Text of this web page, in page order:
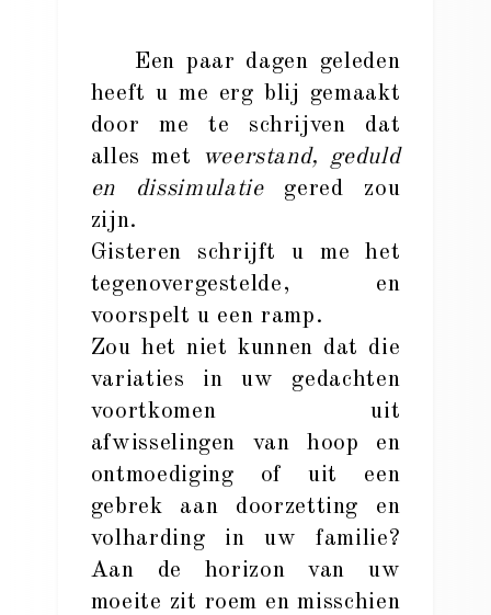
Een paar dagen geleden
heeft u me erg blij gemaakt
door me te schrijven dat
alles met
weerstand, geduld
en dissimulatie gered zou
zijn.
Gisteren schrijft u me het
tegenovergestelde, en
voorspelt u een ramp.
Zou het niet kunnen dat die
variaties in uw gedachten
voortkomen uit
afwisselingen van hoop en
ontmoediging of uit een
gebrek aan doorzetting en
volharding in uw familie?
Aan de horizon van uw
moeite zit roem en misschien